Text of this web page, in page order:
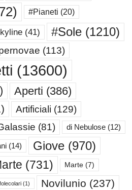
#Pianeti (20)
(41) #Sole (1210)
(113)
(13600)
Aperti (386)
Artificiali (129)
(81) di Nebulose (12)
(14) Giove (970)
(731) Marte (7)
(1) Novilunio (237)